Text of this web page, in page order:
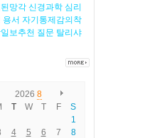
망각 신경과학 심리
용서 자기통제감의착
보추천 질문 탈리샤
2026 8
T W T F
S
1
4 5 6 7
8